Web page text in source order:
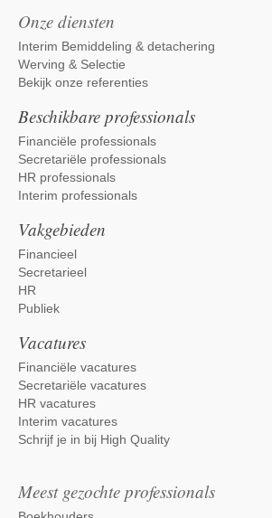
Onze diensten
Interim Bemiddeling & detachering
Werving & Selectie
Bekijk onze referenties
Beschikbare professionals
Financiële professionals
Secretariële professionals
HR professionals
Interim professionals
Vakgebieden
Financieel
Secretarieel
HR
Publiek
Vacatures
Financiële vacatures
Secretariële vacatures
HR vacatures
Interim vacatures
Schrijf je in bij High Quality
Meest gezochte professionals